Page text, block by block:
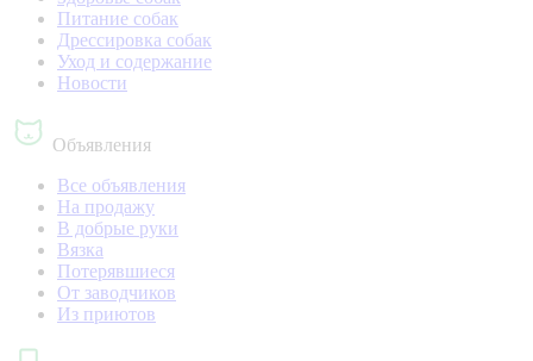
Питание собак
Дрессировка собак
Уход и содержание
Новости
Объявления
Все объявления
На продажу
В добрые руки
Вязка
Потерявшиеся
От заводчиков
Из приютов